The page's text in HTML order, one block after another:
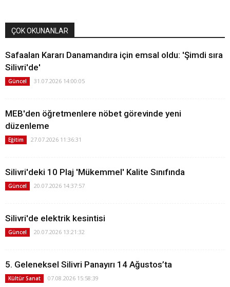
ÇOK OKUNANLAR
Safaalan Kararı Danamandıra için emsal oldu: 'Şimdi sıra
Silivri'de'
Güncel 31.07.2026 14:00:05
MEB'den öğretmenlere nöbet görevinde yeni
düzenleme
Eğitim 27.07.2026 11:36:31
Silivri'deki 10 Plaj 'Mükemmel' Kalite Sınıfında
Güncel 20.07.2026 14:37:57
Silivri'de elektrik kesintisi
Güncel 20.07.2026 13:21:32
5. Geleneksel Silivri Panayırı 14 Ağustos’ta
Kültür Sanat 07.08.2026 15:58:39